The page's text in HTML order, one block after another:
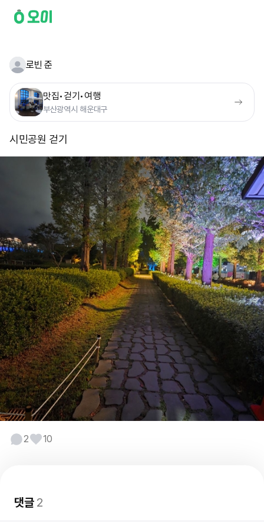
로빈 준
맛집•걷기•여행
부산광역시 해운대구
시민공원 걷기
2 10
댓글2